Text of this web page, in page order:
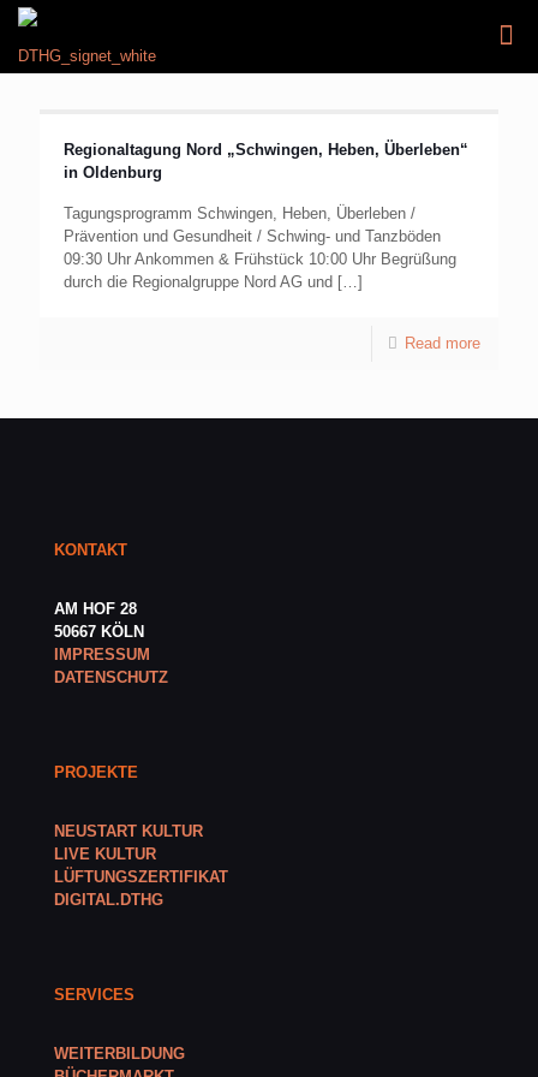
Regionaltagung Nord „Schwingen, Heben, Überleben“
in Oldenburg
Tagungsprogramm Schwingen, Heben, Überleben /
Prävention und Gesundheit / Schwing- und Tanzböden
09:30 Uhr Ankommen & Frühstück 10:00 Uhr Begrüßung
durch die Regionalgruppe Nord AG und […]
Read more
KONTAKT
AM HOF 28
50667 KÖLN
IMPRESSUM
DATENSCHUTZ
PROJEKTE
NEUSTART KULTUR
LIVE KULTUR
LÜFTUNGSZERTIFIKAT
DIGITAL.DTHG
SERVICES
WEITERBILDUNG